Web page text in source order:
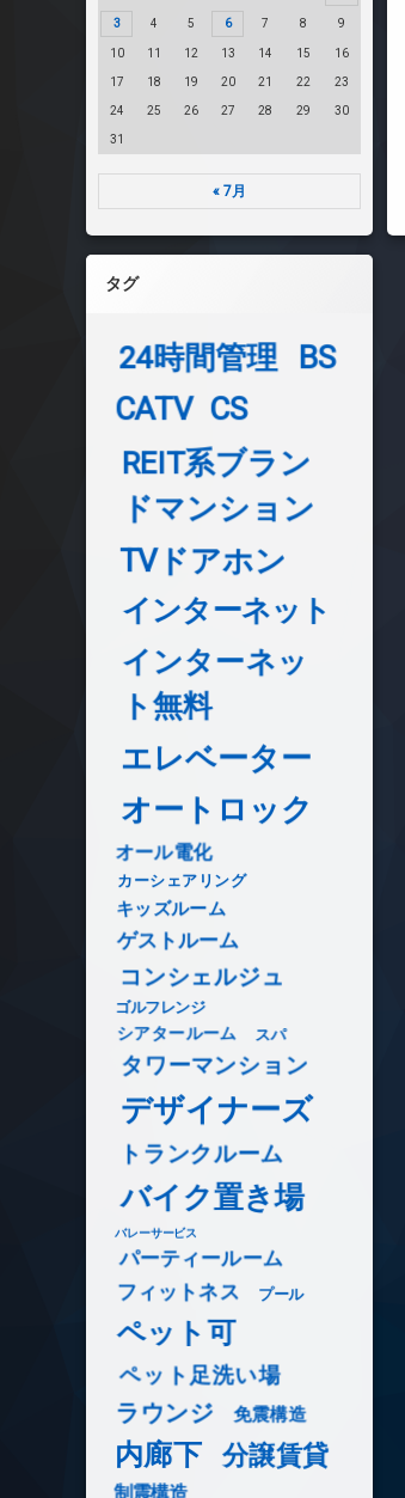
3 4 5 6 7 8 9
10 11 12 13 14 15 16
17 18 19 20 21 22 23
24 25 26 27 28 29 30
31
« 7月
タグ
24時間管理
BS
CATV CS
REIT系ブラン
ドマンション
TVドアホン
インターネット
インターネッ
ト無料
エレベーター
オートロック
オール電化
カーシェアリング
キッズルーム
ゲストルーム
コンシェルジュ
ゴルフレンジ
シアタールーム スパ
タワーマンション
デザイナーズ
トランクルーム
バイク置き場
バレーサービス
パーティールーム
フィットネス プール
ペット可
ペット足洗い場
ラウンジ 免震構造
内廊下 分譲賃貸
制震構造